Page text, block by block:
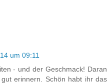
um 09:11
- und der Geschmack! Daran
erinnern. Schön habt ihr das